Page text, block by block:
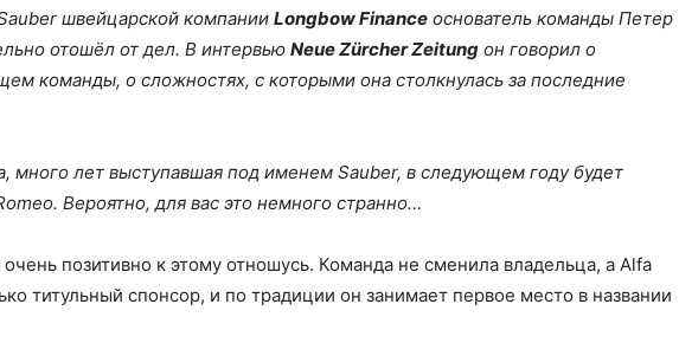
швейцарской компании Longbow Finance основатель команды Петер
отошёл от дел. В интервью Neue Zürcher Zeitung он говорил о
команды, о сложностях, с которыми она столкнулась за последние
много лет выступавшая под именем Sauber, в следующем году будет
Вероятно, для вас это немного странно…
очень позитивно к этому отношусь. Команда не сменила владельца, а Alfa
титульный спонсор, и по традиции он занимает первое место в названии